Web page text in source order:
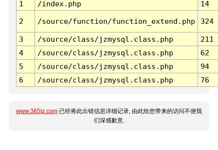
1
/index.php 14
2 /source/function/function_extend.php 324
3 /source/class/jzmysql.class.php
211
4
/source/class/jzmysql.class.php
62
5
/source/class/jzmysql.class.php
94
6
/source/class/jzmysql.class.php 76
www.365jz.com 已经将此出错信息详细记录, 由此给您带来的访问不便我
们深感歉意.